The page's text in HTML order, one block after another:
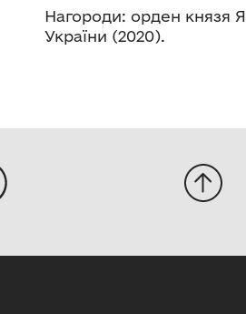
Нагороди: орден князя
України (2020).